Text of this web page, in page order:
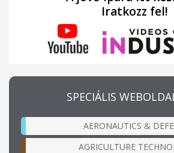
Iratkozz fel!
SPECIÁLIS
AERONAUTICS &
AGRICULTURE